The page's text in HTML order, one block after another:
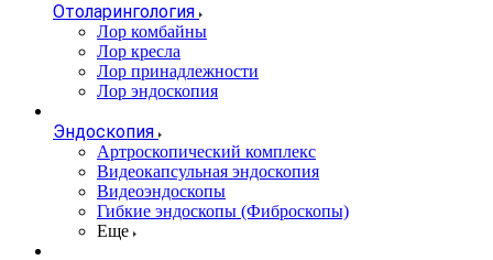
Отоларингология
Лор комбайны
Лор кресла
Лор принадлежности
Лор эндоскопия
Эндоскопия
Артроскопический комплекс
Видеокапсульная эндоскопия
Видеоэндоскопы
Гибкие эндоскопы (Фиброcкопы)
Еще